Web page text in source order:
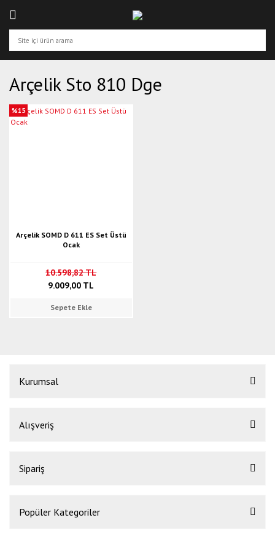
Arçelik Sto 810 Dge
%15
Arçelik SOMD D 611 ES Set Üstü
Ocak
10.598,82 TL
9.009,00 TL
Sepete Ekle
Kurumsal
Alışveriş
Sipariş
Popüler Kategoriler